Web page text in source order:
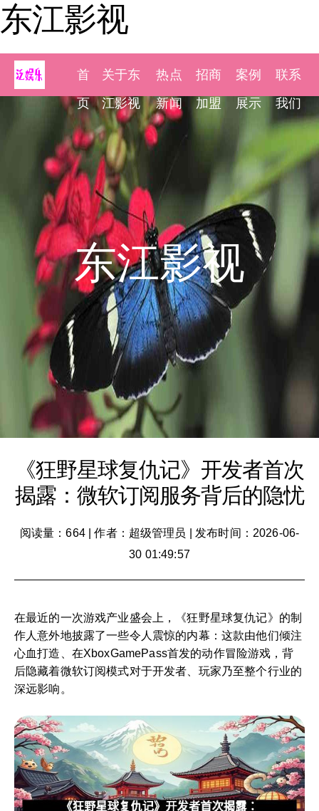
东江影视
首
页
关于东
江影视
热点
新闻
招商
加盟
案例
展示
联系
我们
东江影视
《狂野星球复仇记》开发者首次
揭露：微软订阅服务背后的隐忧
阅读量：664|作者：超级管理员
发布时间：2026-06-
30 01:49:57
在最近的一次游戏产业盛会上，《狂野星球复仇记》的制
作人意外地披露了一些令人震惊的内幕：这款由他们倾注
心血打造、在XboxGamePass首发的动作冒险游戏，背
后隐藏着微软订阅模式对于开发者、玩家乃至整个行业的
深远影响。